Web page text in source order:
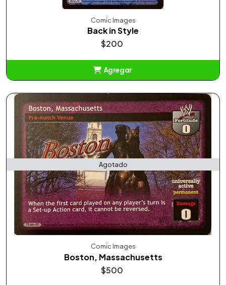
Comic Images
Back in Style
$200
Agregar
Agotado
Comic Images
Boston, Massachusetts
$500